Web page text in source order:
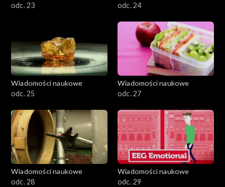
odc. 23
odc. 24
Wiadomości naukowe
odc. 25
Wiadomości naukowe
odc. 27
Wiadomości naukowe
odc. 28
Wiadomości naukowe
odc. 29